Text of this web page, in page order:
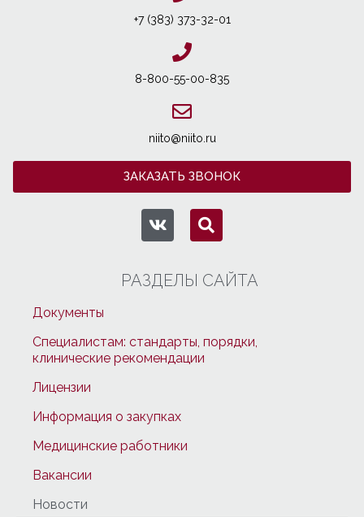
+7 (383) 373-32-01
8-800-55-00-835
niito@niito.ru
ЗАКАЗАТЬ ЗВОНОК
РАЗДЕЛЫ САЙТА
Документы
Специалистам: стандарты, порядки,
клинические рекомендации
Лицензии
Информация о закупках
Медицинские работники
Вакансии
Новости